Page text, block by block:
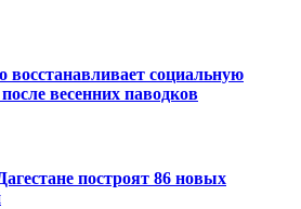
восстанавливает социальную
весенних паводков
построят 86 новых